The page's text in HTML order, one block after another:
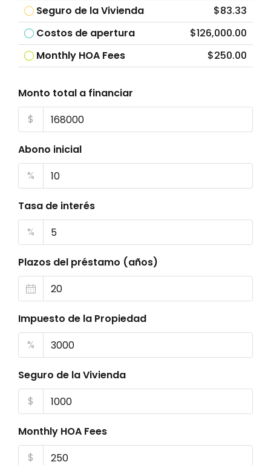
Seguro de la Vivienda
$83.33
Costos de apertura
$126,000.00
Monthly HOA Fees
$250.00
Monto total a financiar
$
Abono inicial
%
Tasa de interés
%
Plazos del préstamo (años)
Impuesto de la Propiedad
%
Seguro de la Vivienda
$
Monthly HOA Fees
$